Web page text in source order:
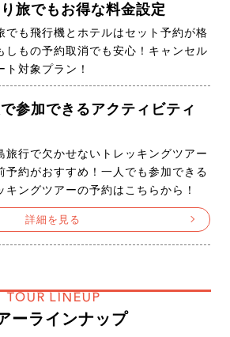
旅でもお得な料金設定
でも飛行機とホテルはセット予約が格
しもの予約取消でも安心！キャンセル
ト対象プラン！
参加できるアクティビティ
旅行で欠かせないトレッキングツアー
予約がおすすめ！一人でも参加できる
キングツアーの予約はこちらから！
詳細を見る
TOUR LINEUP
ーラインナップ